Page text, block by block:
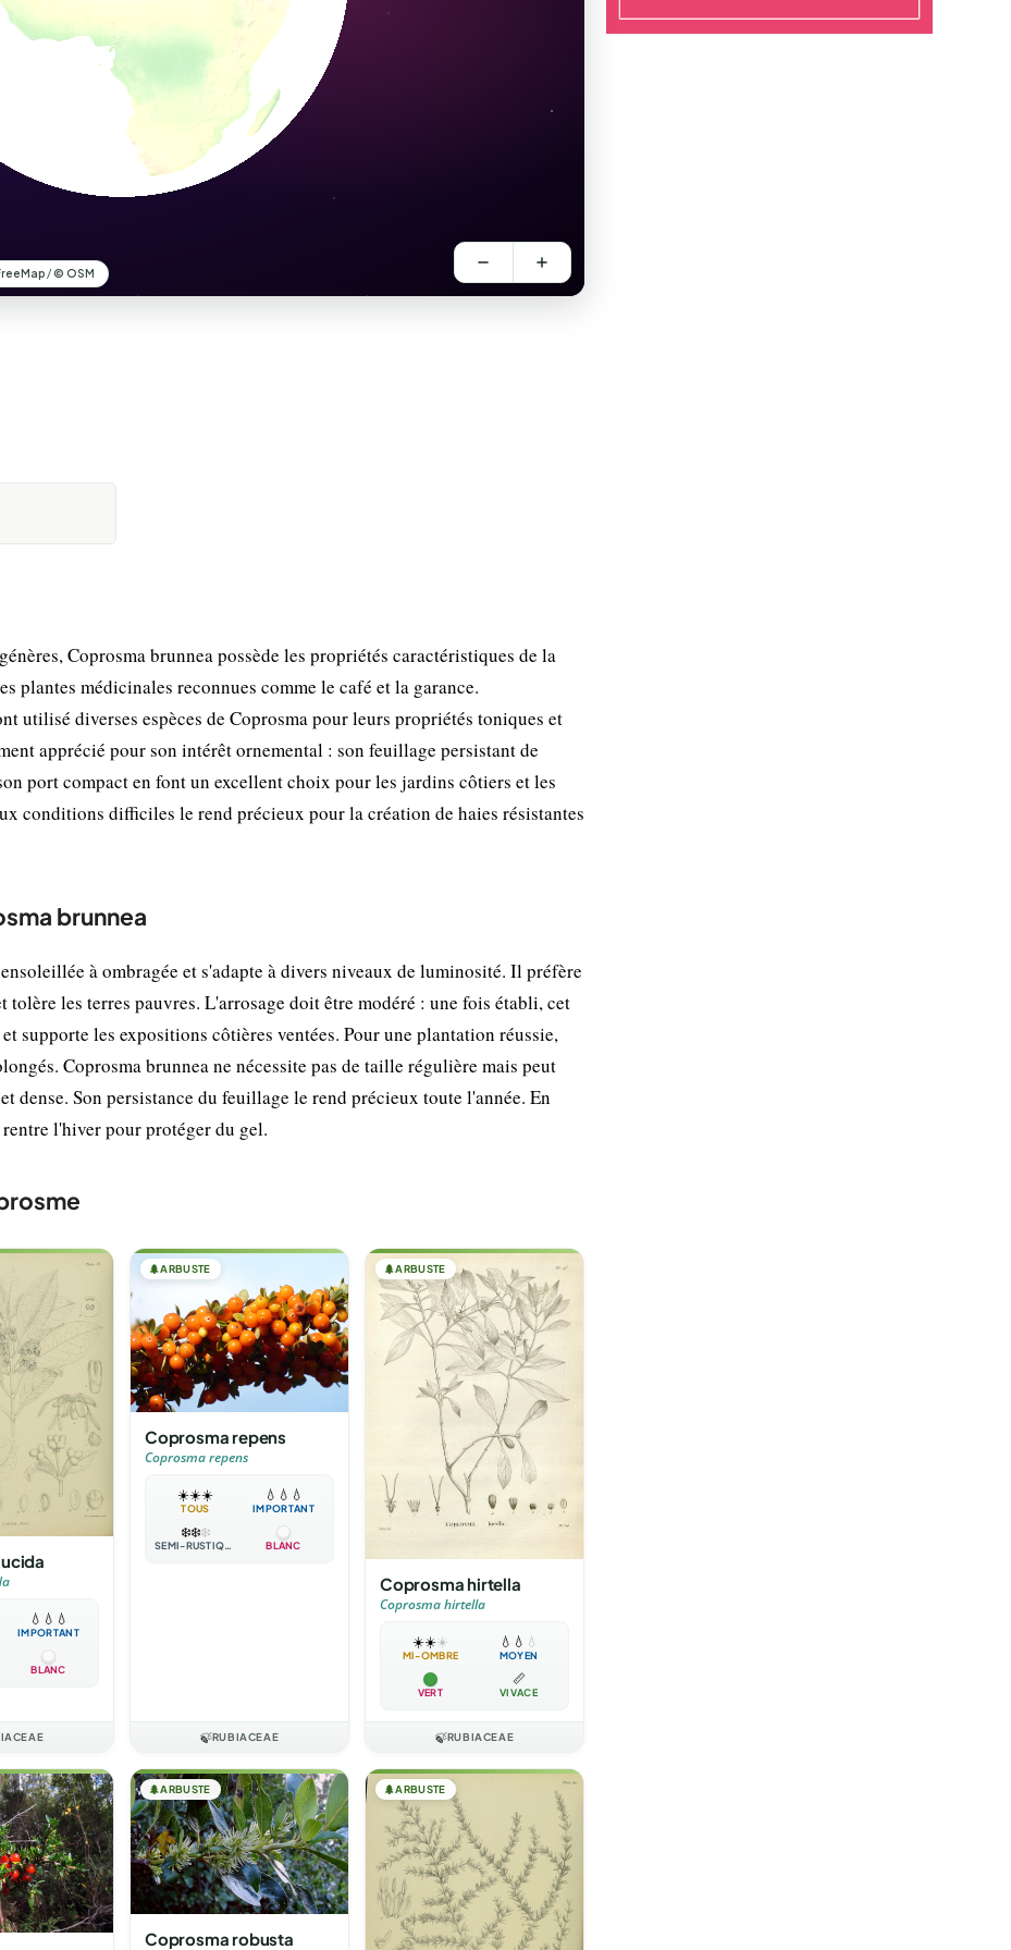
Coprosma brunnea possède les propriétés caractéristiques de la
plantes médicinales reconnues comme le café et la garance.
utilisé diverses espèces de Coprosma pour leurs propriétés toniques et
apprécié pour son intérêt ornemental : son feuillage persistant de
port compact en font un excellent choix pour les jardins côtiers et les
conditions difficiles le rend précieux pour la création de haies résistantes
brunnea
à ombragée et s'adapte à divers niveaux de luminosité. Il préfère
les terres pauvres. L'arrosage doit être modéré : une fois établi, cet
supporte les expositions côtières ventées. Pour une plantation réussie,
Coprosma brunnea ne nécessite pas de taille régulière mais peut
dense. Son persistance du feuillage le rend précieux toute l'année. En
l'hiver pour protéger du gel.
💧 💧 💧
IMPORTANT
BLANC
🌲ARBUSTE
Coprosma repens
Coprosma repens
☀️☀️☀️
TOUS
💧 💧 💧
IMPORTANT
❄️❄️❄️
SEMI-RUSTIQUE BLANC
🍃RUBIACEAE
🌲ARBUSTE
Coprosma hirtella
Coprosma hirtella
☀️☀️☀️
MI-OMBRE
💧 💧 💧
MOYEN
VERT
📏
VIVACE
🍃RUBIACEAE
🌲ARBUSTE
Coprosma robusta
🌲ARBUSTE